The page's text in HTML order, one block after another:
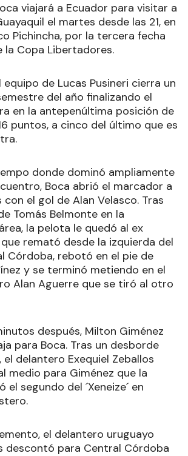
viajará a Ecuador para visitar a
el martes desde las 21, en
Pichincha, por la tercera fecha
la Copa Libertadores.
equipo de Lucas Pusineri cierra un
del año finalizando el
en la antepenúltima posición de
puntos, a cinco del último que es
donde dominó ampliamente
Boca abrió el marcador a
el gol de Alan Velasco. Tras
Tomás Belmonte en la
la pelota le quedó al ex
remató desde la izquierda del
Córdoba, rebotó en el pie de
y se terminó metiendo en el
Alan Aguerre que se tiró al otro
después, Milton Giménez
para Boca. Tras un desborde
delantero Exequiel Zeballos
medio para Giménez que la
segundo del ´Xeneize´ en
el delantero uruguayo
descontó para Central Córdoba